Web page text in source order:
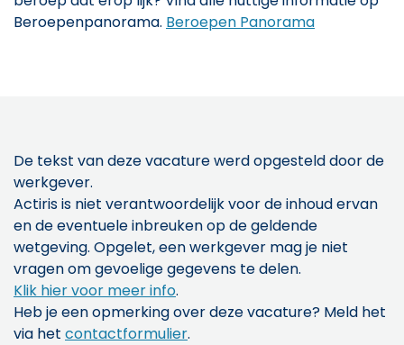
Beroepenpanorama. Beroepen Panorama
De tekst van deze vacature werd opgesteld door de
werkgever.
Actiris is niet verantwoordelijk voor de inhoud ervan
en de eventuele inbreuken op de geldende
wetgeving. Opgelet, een werkgever mag je niet
vragen om gevoelige gegevens te delen.
Klik hier voor meer info.
Heb je een opmerking over deze vacature? Meld het
via het contactformulier.